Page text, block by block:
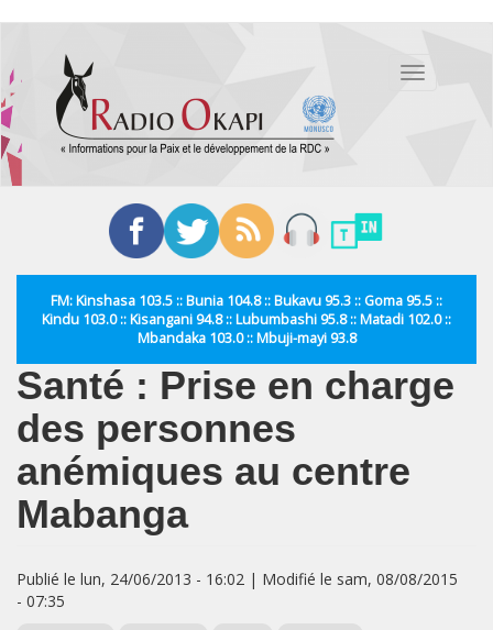
contenu
principal
Toggle
FM: Kinshasa 103.5 :: Bunia 104.8 :: Bukavu 95.3 :: Goma 95.5 ::
Kindu 103.0 :: Kisangani 94.8 :: Lubumbashi 95.8 :: Matadi 102.0 ::
Mbandaka 103.0 :: Mbuji-mayi 93.8
Santé : Prise en charge
des personnes
anémiques au centre
Mabanga
Publié le lun, 24/06/2013 - 16:02 | Modifié le sam, 08/08/2015
- 07:35